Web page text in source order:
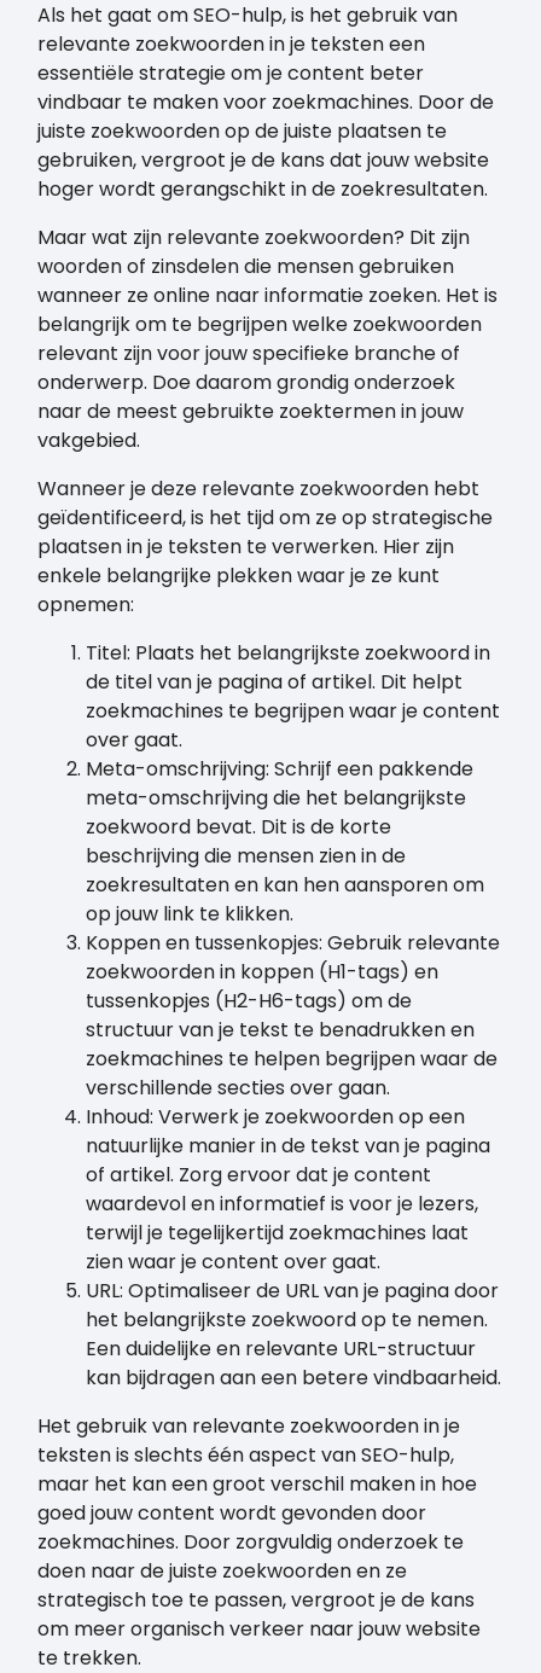
Als het gaat om SEO-hulp, is het gebruik van
relevante zoekwoorden in je teksten een
essentiële strategie om je content beter
vindbaar te maken voor zoekmachines. Door de
juiste zoekwoorden op de juiste plaatsen te
gebruiken, vergroot je de kans dat jouw website
hoger wordt gerangschikt in de zoekresultaten.
Maar wat zijn relevante zoekwoorden? Dit zijn
woorden of zinsdelen die mensen gebruiken
wanneer ze online naar informatie zoeken. Het is
belangrijk om te begrijpen welke zoekwoorden
relevant zijn voor jouw specifieke branche of
onderwerp. Doe daarom grondig onderzoek
naar de meest gebruikte zoektermen in jouw
vakgebied.
Wanneer je deze relevante zoekwoorden hebt
geïdentificeerd, is het tijd om ze op strategische
plaatsen in je teksten te verwerken. Hier zijn
enkele belangrijke plekken waar je ze kunt
opnemen:
Titel: Plaats het belangrijkste zoekwoord in
de titel van je pagina of artikel. Dit helpt
zoekmachines te begrijpen waar je content
over gaat.
Meta-omschrijving: Schrijf een pakkende
meta-omschrijving die het belangrijkste
zoekwoord bevat. Dit is de korte
beschrijving die mensen zien in de
zoekresultaten en kan hen aansporen om
op jouw link te klikken.
Koppen en tussenkopjes: Gebruik relevante
zoekwoorden in koppen (H1-tags) en
tussenkopjes (H2-H6-tags) om de
structuur van je tekst te benadrukken en
zoekmachines te helpen begrijpen waar de
verschillende secties over gaan.
Inhoud: Verwerk je zoekwoorden op een
natuurlijke manier in de tekst van je pagina
of artikel. Zorg ervoor dat je content
waardevol en informatief is voor je lezers,
terwijl je tegelijkertijd zoekmachines laat
zien waar je content over gaat.
URL: Optimaliseer de URL van je pagina door
het belangrijkste zoekwoord op te nemen.
Een duidelijke en relevante URL-structuur
kan bijdragen aan een betere vindbaarheid.
Het gebruik van relevante zoekwoorden in je
teksten is slechts één aspect van SEO-hulp,
maar het kan een groot verschil maken in hoe
goed jouw content wordt gevonden door
zoekmachines. Door zorgvuldig onderzoek te
doen naar de juiste zoekwoorden en ze
strategisch toe te passen, vergroot je de kans
om meer organisch verkeer naar jouw website
te trekken.